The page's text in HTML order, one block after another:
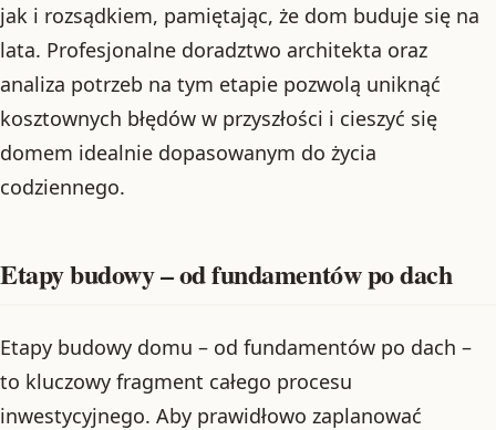
jak i rozsądkiem, pamiętając, że dom buduje się na
lata. Profesjonalne doradztwo architekta oraz
analiza potrzeb na tym etapie pozwolą uniknąć
kosztownych błędów w przyszłości i cieszyć się
domem idealnie dopasowanym do życia
codziennego.
Etapy budowy – od fundamentów po dach
Etapy budowy domu – od fundamentów po dach –
to kluczowy fragment całego procesu
inwestycyjnego. Aby prawidłowo zaplanować